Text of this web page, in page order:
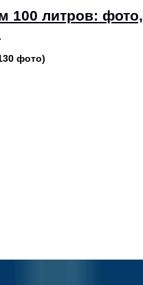
100 литров: фото,
фото)